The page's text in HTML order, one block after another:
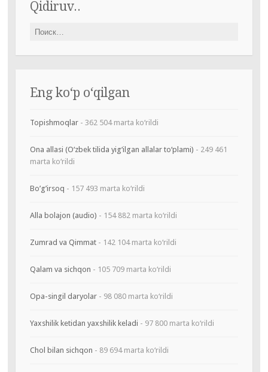
Qidiruv..
Найти:
Eng ko‘p o‘qilgan
Topishmoqlar- 362 504 marta ko‘rildi
Ona allasi (O‘zbek tilida yig‘ilgan allalar to‘plami) - 249 461
marta ko‘rildi
Bo’g’irsoq - 157 493 marta ko‘rildi
Alla bolajon (audio) - 154 882 marta ko‘rildi
Zumrad va Qimmat- 142 104 marta ko‘rildi
Qalam va sichqon - 105 709 marta ko‘rildi
Opa-singil daryolar- 98 080 marta ko‘rildi
Yaxshilik ketidan yaxshilik keladi - 97 800 marta ko‘rildi
Chol bilan sichqon - 89 694 marta ko‘rildi